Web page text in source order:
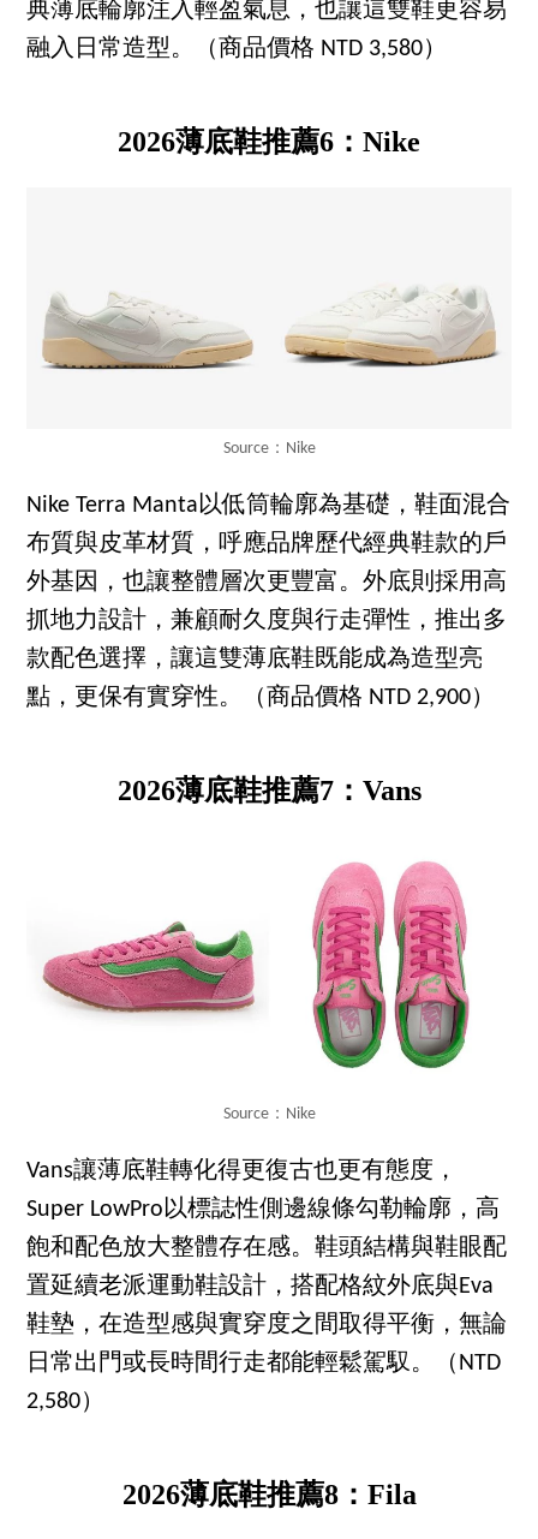
典薄底輪廓注入輕盈氣息，也讓這雙鞋更容易
融入日常造型。（商品價格 NTD 3,580）
2026薄底鞋推薦6：Nike
Source：Nike
Nike Terra Manta以低筒輪廓為基礎，鞋面混合
布質與皮革材質，呼應品牌歷代經典鞋款的戶
外基因，也讓整體層次更豐富。外底則採用高
抓地力設計，兼顧耐久度與行走彈性，推出多
款配色選擇，讓這雙薄底鞋既能成為造型亮
點，更保有實穿性。（商品價格 NTD 2,900）
2026薄底鞋推薦7：Vans
Source：Nike
Vans讓薄底鞋轉化得更復古也更有態度，
Super LowPro以標誌性側邊線條勾勒輪廓，高
飽和配色放大整體存在感。鞋頭結構與鞋眼配
置延續老派運動鞋設計，搭配格紋外底與Eva
鞋墊，在造型感與實穿度之間取得平衡，無論
日常出門或長時間行走都能輕鬆駕馭。（NTD
2,580）
2026薄底鞋推薦8：Fila